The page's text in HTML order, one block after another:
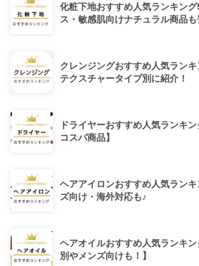
化粧下地おすすめ人気ランキン
ス・敏感肌向けナチュラル商品も
クレンジングおすすめ人気ラン
テクスチャータイプ別に紹介！
ドライヤーおすすめ人気ランキ
コスパ商品】
ヘアアイロンおすすめ人気ラン
ズ向け・海外対応も♪
ヘアオイルおすすめ人気ランキ
別やメンズ向けも！】